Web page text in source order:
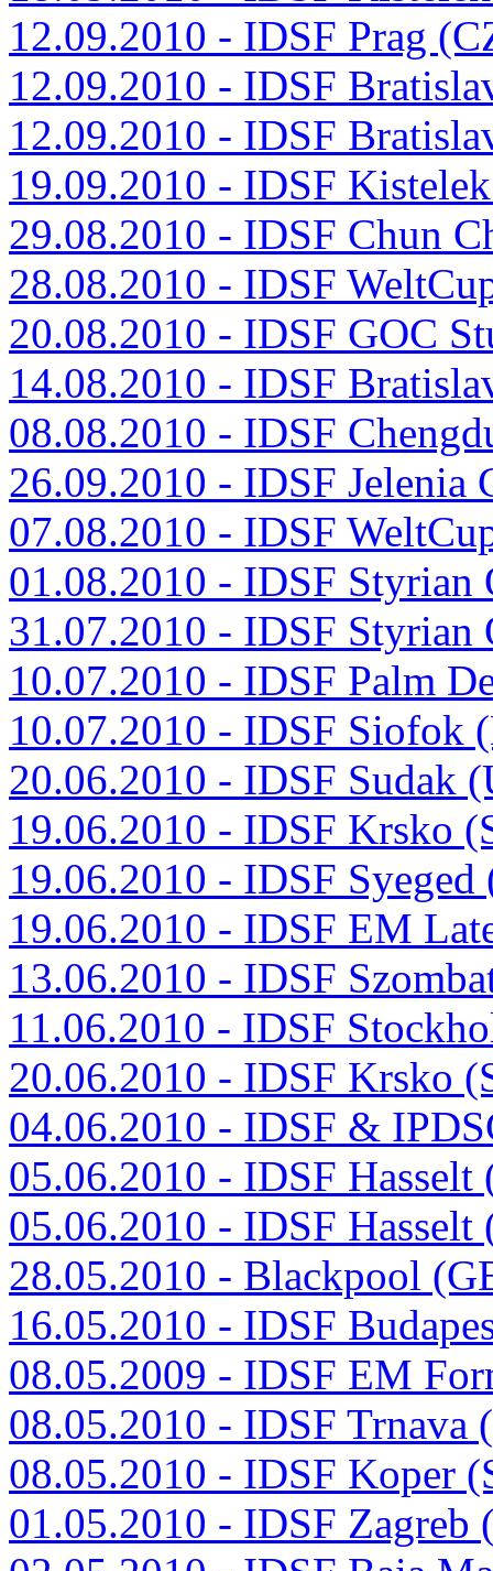
12.09.2010 - IDSF Prag
12.09.2010 - IDSF
12.09.2010 - IDSF
19.09.2010 - IDSF
29.08.2010 - IDSF Chun
28.08.2010 - IDSF
20.08.2010 - IDSF GOC
14.08.2010 - IDSF
08.08.2010 - IDSF
26.09.2010 - IDSF Jelenia
07.08.2010 - IDSF
01.08.2010 - IDSF
31.07.2010 - IDSF
10.07.2010 - IDSF Palm
10.07.2010 - IDSF Siofok
20.06.2010 - IDSF Sudak
19.06.2010 - IDSF Krsko
19.06.2010 - IDSF
19.06.2010 - IDSF EM
13.06.2010 - IDSF
11.06.2010 - IDSF
20.06.2010 - IDSF Krsko
04.06.2010 - IDSF &
05.06.2010 - IDSF Hasselt
05.06.2010 - IDSF Hasselt
28.05.2010 - Blackpool
16.05.2010 - IDSF
08.05.2009 - IDSF EM
08.05.2010 - IDSF Trnava
08.05.2010 - IDSF Koper
01.05.2010 - IDSF Zagreb